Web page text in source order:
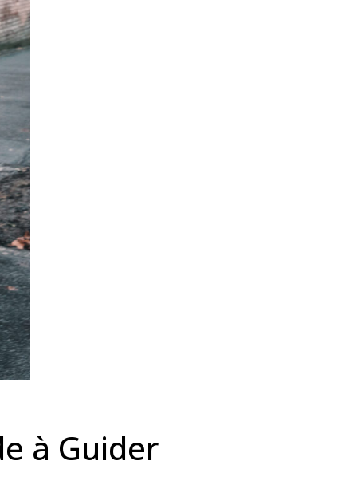
à Guider